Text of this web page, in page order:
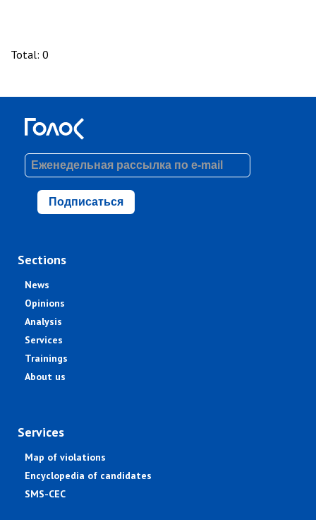
Total: 0
Подписаться
Sections
News
Opinions
Analysis
Services
Trainings
About us
Services
Map of violations
Encyclopedia of candidates
SMS-CEC